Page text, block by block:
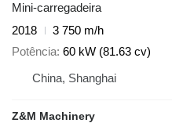
Mini-carregadeira
2018
3 750 m/h
Potência 60 kW (81.63 cv)
China, Shanghai
Z&M Machinery